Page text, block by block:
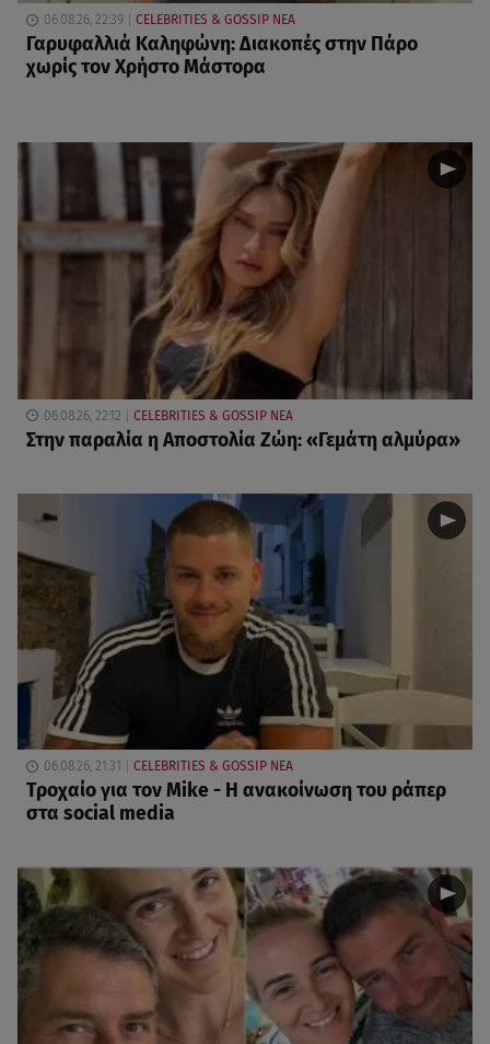
06.08.26, 22:39 CELEBRITIES & GOSSIP ΝΕΑ
Γαρυφαλλιά Καληφώνη: Διακοπές στην Πάρο
χωρίς τον Χρήστο Μάστορα
06.08.26, 22:12 CELEBRITIES & GOSSIP ΝΕΑ
Στην παραλία η Αποστολία Ζώη: «Γεμάτη αλμύρα»
06.08.26, 21:31 CELEBRITIES & GOSSIP ΝΕΑ
Τροχαίο για τον Mike - Η ανακοίνωση του ράπερ
στα social media